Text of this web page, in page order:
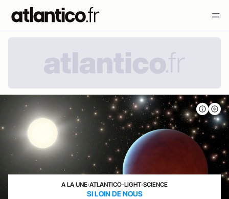
A LA UNE›ATLANTICO-LIGHT›SCIENCE
SI LOIN DE NOUS